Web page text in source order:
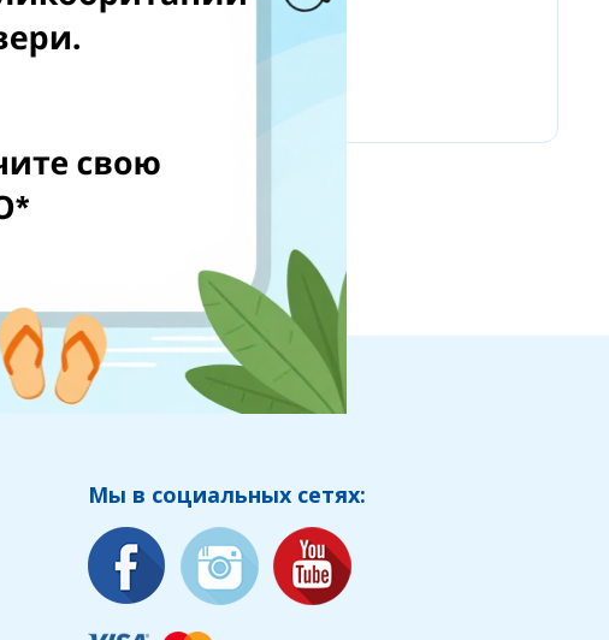
Мы в социальных сетях: